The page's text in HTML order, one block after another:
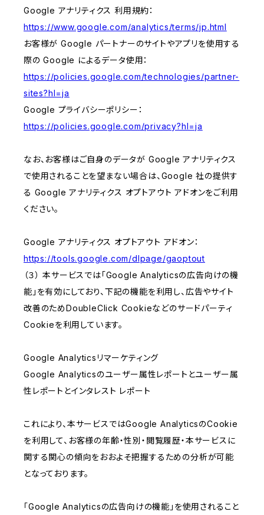
Google アナリティクス 利用規約：
https://www.google.com/analytics/terms/jp.html
お客様が Google パートナーのサイトやアプリを使用する
際の Google によるデータ使用：
https://policies.google.com/technologies/partner-
sites?hl=ja
Google プライバシーポリシー：
https://policies.google.com/privacy?hl=ja
なお、お客様はご自身のデータが Google アナリティクス
で使用されることを望まない場合は、Google 社の提供す
る Google アナリティクス オプトアウト アドオンをご利用
ください。
Google アナリティクス オプトアウト アドオン：
https://tools.google.com/dlpage/gaoptout
（３） 本サービスでは「Google Analyticsの広告向けの機
能」を有効にしており、下記の機能を利用し、広告やサイト
改善のためDoubleClick Cookieなどのサードパーティ
Cookieを利用しています。
Google Analyticsリマーケティング
Google Analyticsのユーザー属性レポートとユーザー属
性レポートとインタレスト レポート
これにより、本サービスではGoogle AnalyticsのCookie
を利用して、お客様の年齢・性別・閲覧履歴・本サービスに
関する関心の傾向をおおよそ把握するための分析が可能
となっております。
「Google Analyticsの広告向けの機能」を使用されること